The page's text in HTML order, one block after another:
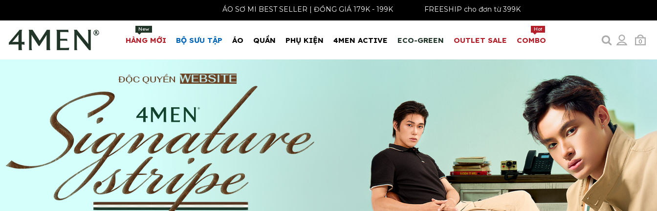
ÁO SƠ MI BEST SELLER | ĐỒNG GIÁ 179K - 199K FREESHIP cho đơn từ 399K
0
HÀNG MỚI
New
BỘ SƯU TẬP ÁO QUẦN PHỤ KIỆN 4MEN ACTIVE ECO-GREEN OUTLET SALE COMBO
Hot